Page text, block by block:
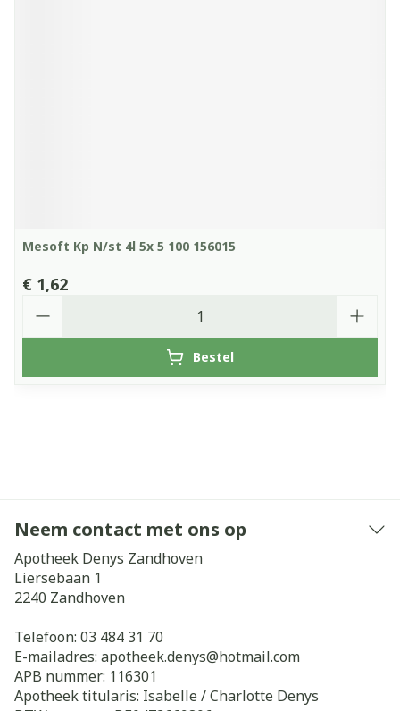
Mesoft Kp N/st 4l 5x 5 100 156015
€ 1,62
Bestel
Neem contact met ons op
Apotheek Denys Zandhoven
Liersebaan 1
2240 Zandhoven
Telefoon: 03 484 31 70
E-mailadres: apotheek.denys@hotmail.com
APB nummer: 116301
Apotheek titularis: Isabelle / Charlotte Denys